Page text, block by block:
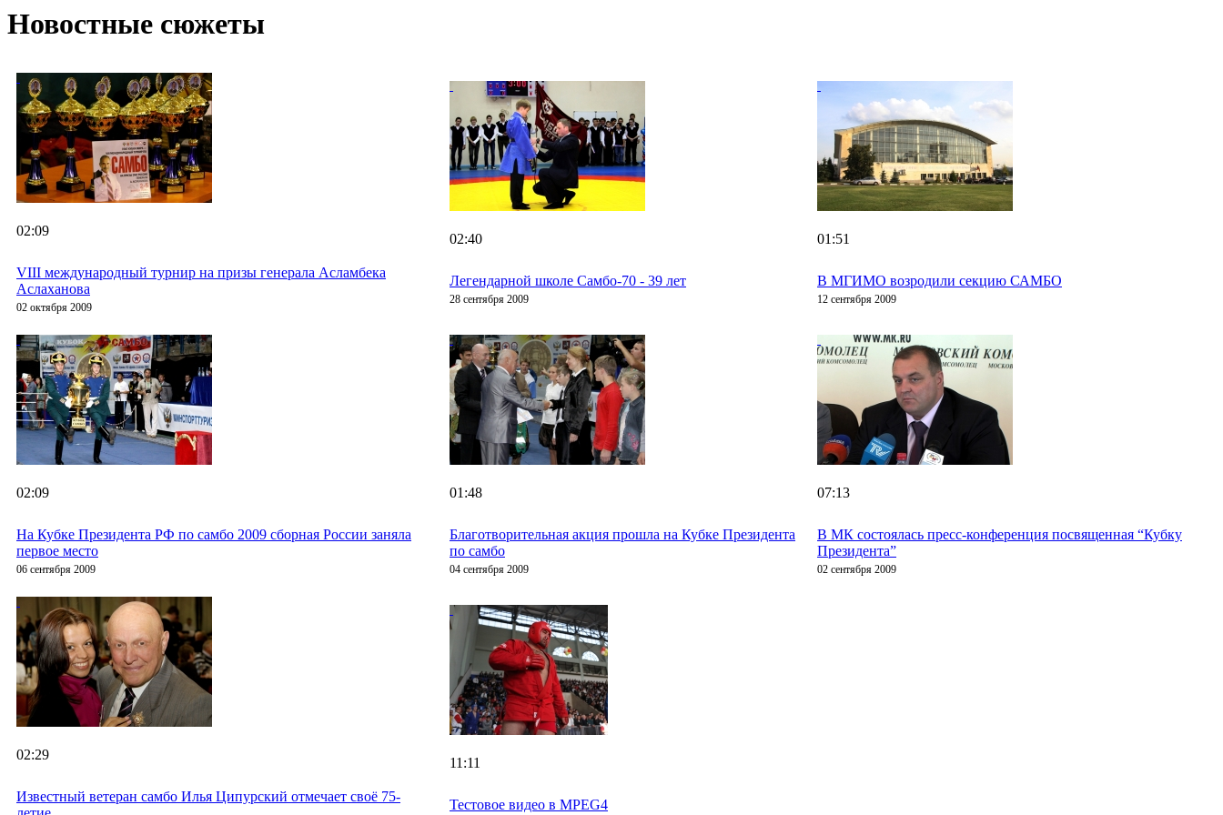
Новостные сюжеты
02:09
VIII международный турнир на призы генерала Асламбека
Аслаханова
02 октября 2009
02:40
Легендарной школе Самбо-70 - 39 лет
28 сентября 2009
01:51
В МГИМО возродили секцию САМБО
12 сентября 2009
02:09
На Кубке Президента РФ по самбо 2009 сборная России заняла
первое место
06 сентября 2009
01:48
Благотворительная акция прошла на Кубке Президента
по самбо
04 сентября 2009
07:13
В МК состоялась пресс-конференция посвященная “Кубку
Президента”
02 сентября 2009
02:29
Известный ветеран самбо Илья Ципурский отмечает своё 75-
11:11
Тестовое видео в MPEG4